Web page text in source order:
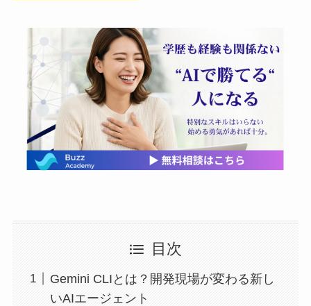
目次
Gemini CLIとは？開発現場が変わる新し
いAIエージェント